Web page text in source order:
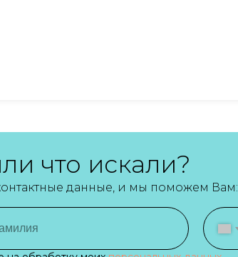
что искали?
данные, и мы поможем Вам: